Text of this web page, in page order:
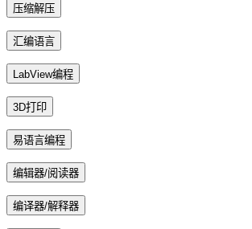
压缩解压
汇编语言
LabView编程
3D打印
易语言编程
编辑器/阅读器
编译器/解释器